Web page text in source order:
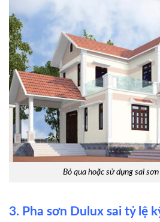
Bỏ qua hoặc sử dụng sai
3. Pha sơn Dulux sai tỷ lệ